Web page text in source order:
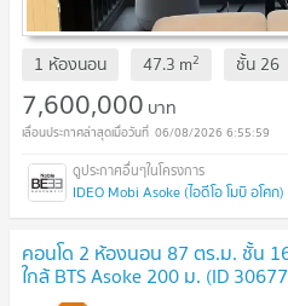
1 ห้องนอน 47.3 m2 ชั้น 26
7,600,000 บาท
06/08/2026 6:55:59
IDEO Mobi Asoke (ไอดีโอ โมบิ อโศก)
คอนโด 2 ห้องนอน 87 ตร.ม. ชั้น
ใกล้ BTS Asoke 200 ม. (ID